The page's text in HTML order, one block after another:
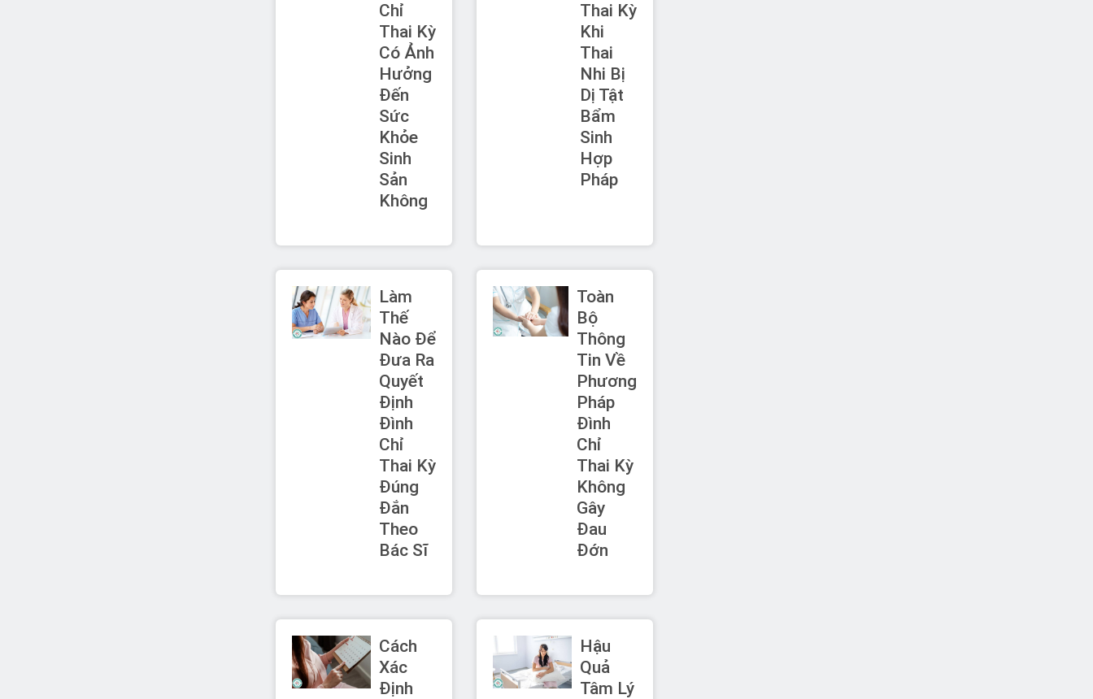
Chỉ
Thai Kỳ
Có Ảnh
Hưởng
Đến
Sức
Khỏe
Sinh
Sản
Không
Thai Kỳ
Khi
Thai
Nhi Bị
Dị Tật
Bẩm
Sinh
Hợp
Pháp
Làm
Thế
Nào Để
Đưa Ra
Quyết
Định
Đình
Chỉ
Thai Kỳ
Đúng
Đắn
Theo
Bác Sĩ
Toàn
Bộ
Thông
Tin Về
Phương
Pháp
Đình
Chỉ
Thai Kỳ
Không
Gây
Đau
Đớn
Cách
Xác
Định
Hậu
Quả
Tâm Lý